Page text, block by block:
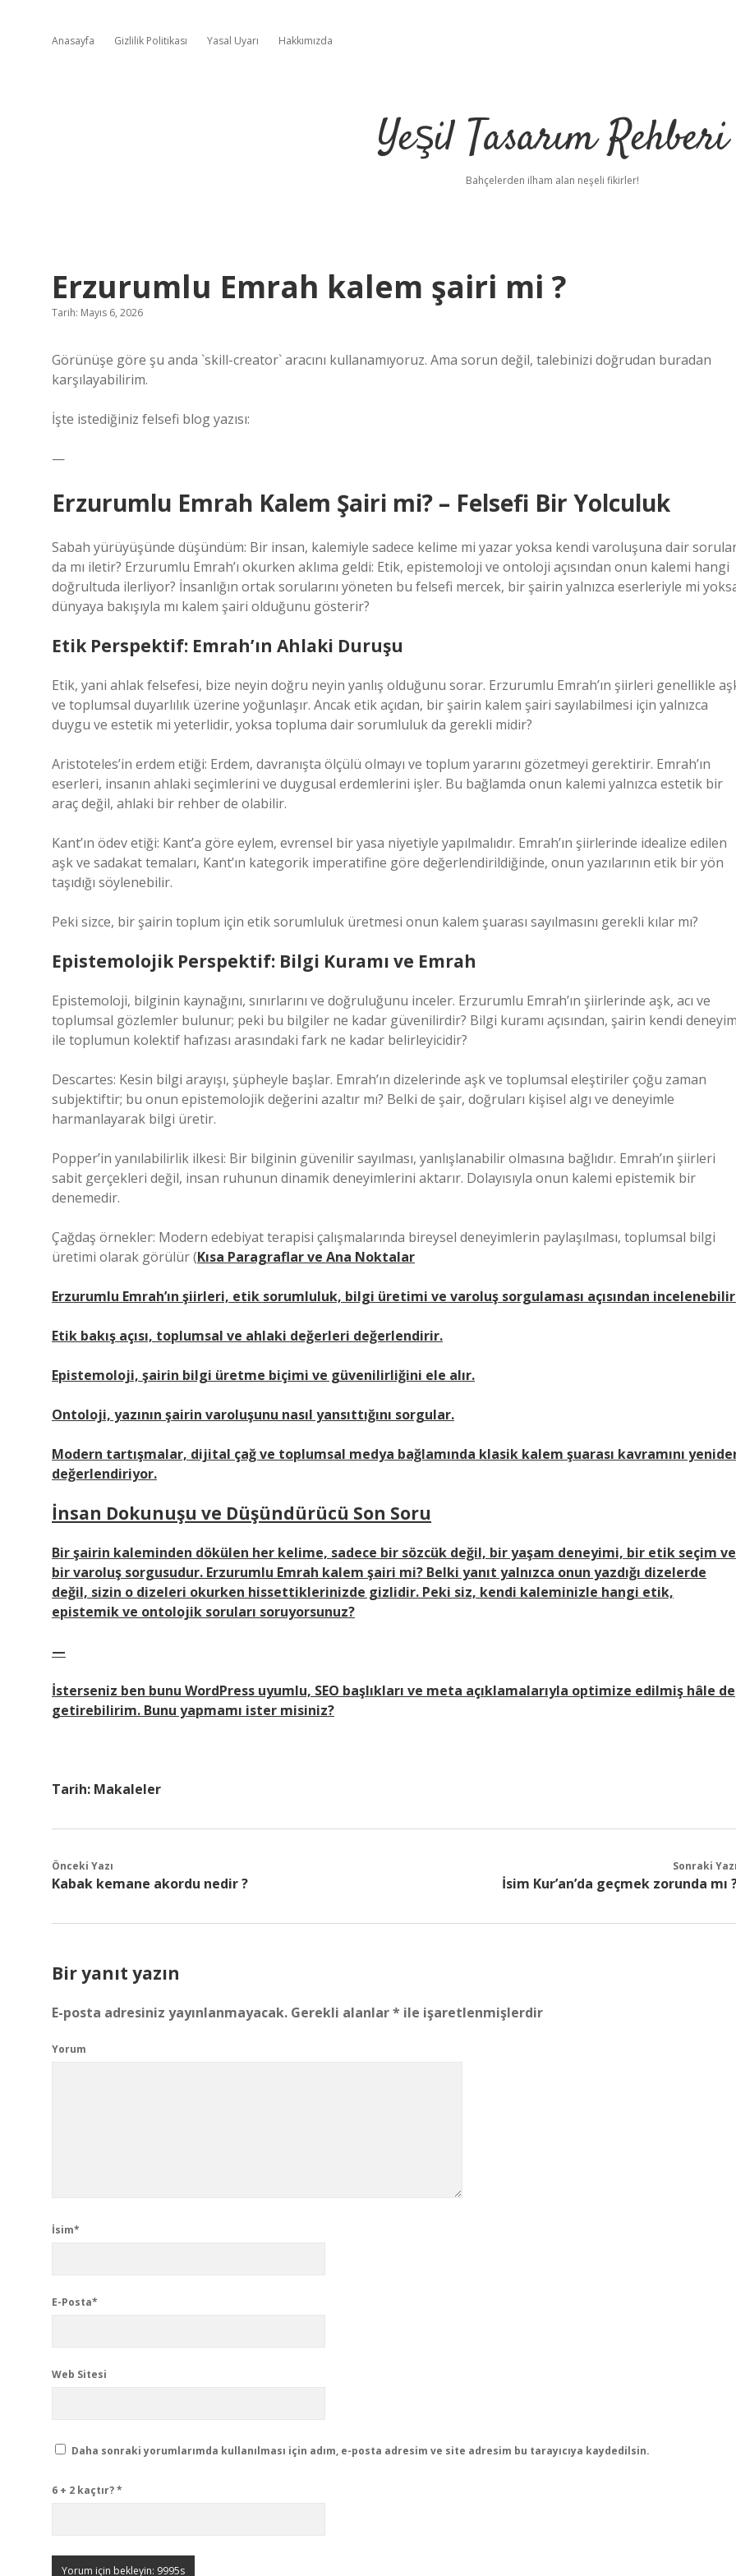
Anasayfa Gizlilik Politikası Yasal Uyarı Hakkımızda
Yeşil Tasarım Rehberi
Bahçelerden ilham alan neşeli fikirler!
Erzurumlu Emrah kalem şairi mi ?
Tarih: Mayıs 6, 2026
Görünüşe göre şu anda `skill-creator` aracını kullanamıyoruz. Ama sorun değil, talebinizi doğrudan buradan
karşılayabilirim.
İşte istediğiniz felsefi blog yazısı:
—
Erzurumlu Emrah Kalem Şairi mi? – Felsefi Bir Yolculuk
Sabah yürüyüşünde düşündüm: Bir insan, kalemiyle sadece kelime mi yazar yoksa kendi varoluşuna dair
da mı iletir? Erzurumlu Emrah’ı okurken aklıma geldi: Etik, epistemoloji ve ontoloji açısından onun kalemi hangi
doğrultuda ilerliyor? İnsanlığın ortak sorularını yöneten bu felsefi mercek, bir şairin yalnızca eserleriyle mi
dünyaya bakışıyla mı kalem şairi olduğunu gösterir?
Etik Perspektif: Emrah’ın Ahlaki Duruşu
Etik, yani ahlak felsefesi, bize neyin doğru neyin yanlış olduğunu sorar. Erzurumlu Emrah’ın şiirleri genellikle
ve toplumsal duyarlılık üzerine yoğunlaşır. Ancak etik açıdan, bir şairin kalem şairi sayılabilmesi için yalnızca
duygu ve estetik mi yeterlidir, yoksa topluma dair sorumluluk da gerekli midir?
Aristoteles’in erdem etiği: Erdem, davranışta ölçülü olmayı ve toplum yararını gözetmeyi gerektirir. Emrah’ın
eserleri, insanın ahlaki seçimlerini ve duygusal erdemlerini işler. Bu bağlamda onun kalemi yalnızca estetik bir
araç değil, ahlaki bir rehber de olabilir.
Kant’ın ödev etiği: Kant’a göre eylem, evrensel bir yasa niyetiyle yapılmalıdır. Emrah’ın şiirlerinde idealize edilen
aşk ve sadakat temaları, Kant’ın kategorik imperatifine göre değerlendirildiğinde, onun yazılarının etik bir yön
taşıdığı söylenebilir.
Peki sizce, bir şairin toplum için etik sorumluluk üretmesi onun kalem şuarası sayılmasını gerekli kılar mı?
Epistemolojik Perspektif: Bilgi Kuramı ve Emrah
Epistemoloji, bilginin kaynağını, sınırlarını ve doğruluğunu inceler. Erzurumlu Emrah’ın şiirlerinde aşk, acı ve
toplumsal gözlemler bulunur; peki bu bilgiler ne kadar güvenilirdir? Bilgi kuramı açısından, şairin kendi
ile toplumun kolektif hafızası arasındaki fark ne kadar belirleyicidir?
Descartes: Kesin bilgi arayışı, şüpheyle başlar. Emrah’ın dizelerinde aşk ve toplumsal eleştiriler çoğu zaman
subjektiftir; bu onun epistemolojik değerini azaltır mı? Belki de şair, doğruları kişisel algı ve deneyimle
harmanlayarak bilgi üretir.
Popper’in yanılabilirlik ilkesi: Bir bilginin güvenilir sayılması, yanlışlanabilir olmasına bağlıdır. Emrah’ın şiirleri
sabit gerçekleri değil, insan ruhunun dinamik deneyimlerini aktarır. Dolayısıyla onun kalemi epistemik bir
denemedir.
Çağdaş örnekler: Modern edebiyat terapisi çalışmalarında bireysel deneyimlerin paylaşılması, toplumsal bilgi
üretimi olarak görülür (Kısa Paragraflar ve Ana Noktalar
Erzurumlu Emrah’ın şiirleri, etik sorumluluk, bilgi üretimi ve varoluş sorgulaması açısından
Etik bakış açısı, toplumsal ve ahlaki değerleri değerlendirir.
Epistemoloji, şairin bilgi üretme biçimi ve güvenilirliğini ele alır.
Ontoloji, yazının şairin varoluşunu nasıl yansıttığını sorgular.
Modern tartışmalar, dijital çağ ve toplumsal medya bağlamında klasik kalem şuarası kavramını
değerlendiriyor.
İnsan Dokunuşu ve Düşündürücü Son Soru
Bir şairin kaleminden dökülen her kelime, sadece bir sözcük değil, bir yaşam deneyimi, bir etik seçim ve
bir varoluş sorgusudur. Erzurumlu Emrah kalem şairi mi? Belki yanıt yalnızca onun yazdığı dizelerde
değil, sizin o dizeleri okurken hissettiklerinizde gizlidir. Peki siz, kendi kaleminizle hangi etik,
epistemik ve ontolojik soruları soruyorsunuz?
—
İsterseniz ben bunu WordPress uyumlu, SEO başlıkları ve meta açıklamalarıyla optimize edilmiş hâle de
getirebilirim. Bunu yapmamı ister misiniz?
Tarih: Makaleler
Önceki Yazı
Kabak kemane akordu nedir ?
Sonraki Yazı
İsim Kur’an’da geçmek zorunda mı
Bir yanıt yazın
E-posta adresiniz yayınlanmayacak. Gerekli alanlar* ile işaretlenmişlerdir
Yorum
İsim*
E-Posta*
Web Sitesi
Daha sonraki yorumlarımda kullanılması için adım, e-posta adresim ve site adresim bu tarayıcıya kaydedilsin.
6 + 2 kaçtır?*